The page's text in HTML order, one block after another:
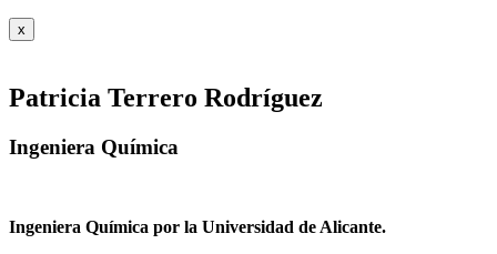
x
Patricia Terrero Rodríguez
Ingeniera Química
Ingeniera Química por la Universidad de Alicante.